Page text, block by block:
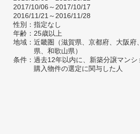
2017/10/06～2017/10/17
2016/11/21～2016/11/28
性別：指定なし
年齢：25歳以上
地域：近畿圏（滋賀県、京都府、大阪府
県、和歌山県）
条件：過去12年以内に、新築分譲マンシ
購入物件の選定に関与した人